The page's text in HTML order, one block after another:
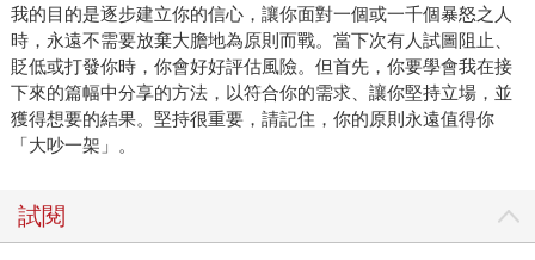
我的目的是逐步建立你的信心，讓你面對一個或一千個暴怒之人
時，永遠不需要放棄大膽地為原則而戰。當下次有人試圖阻止、
貶低或打發你時，你會好好評估風險。但首先，你要學會我在接
下來的篇幅中分享的方法，以符合你的需求、讓你堅持立場，並
獲得想要的結果。堅持很重要，請記住，你的原則永遠值得你
「大吵一架」。
試閱